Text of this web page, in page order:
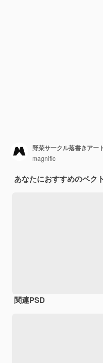
野菜サークル落書きアー
magnific
あなたにおすすめのベク
関連PSD